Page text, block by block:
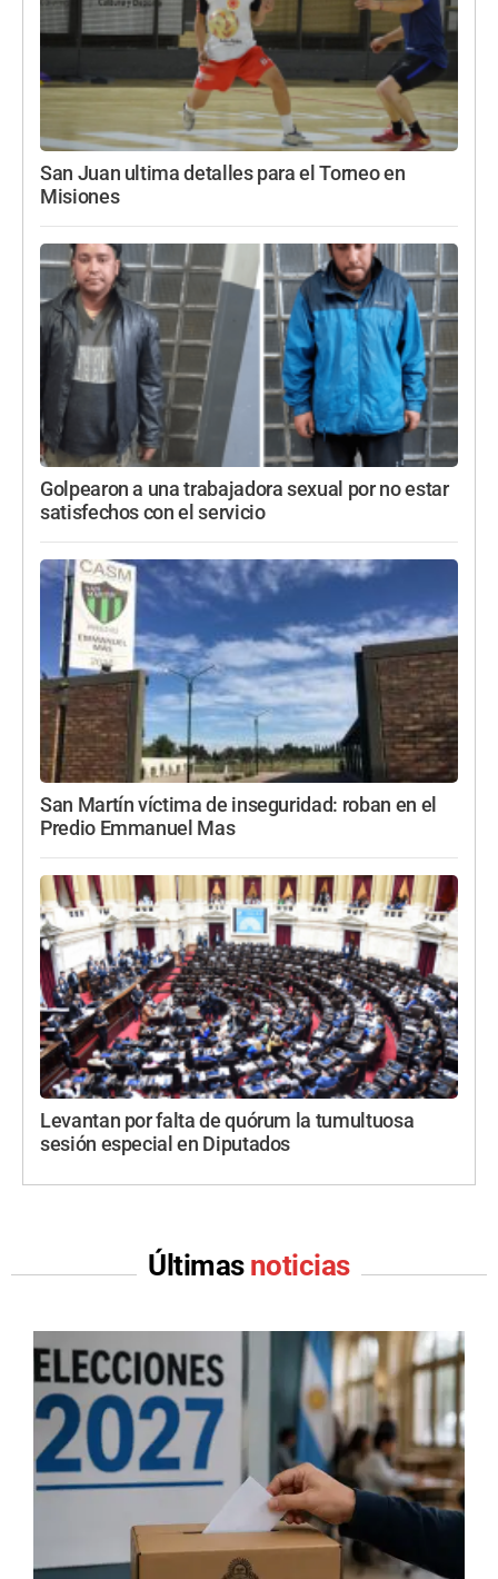
San Juan ultima detalles para el Torneo en
Misiones
Golpearon a una trabajadora sexual por no estar
satisfechos con el servicio
San Martín víctima de inseguridad: roban en el
Predio Emmanuel Mas
Levantan por falta de quórum la tumultuosa
sesión especial en Diputados
Últimas noticias